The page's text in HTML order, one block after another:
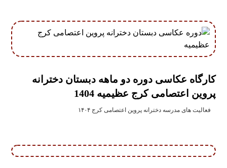
کارگاه عکاسی دوره دو ماهه دبستان دخترانه
پروین اعتصامی کرج عظیمیه 1404
فعالیت های مدرسه دخترانه پروین اعتصامی کرج ۱۴۰۴